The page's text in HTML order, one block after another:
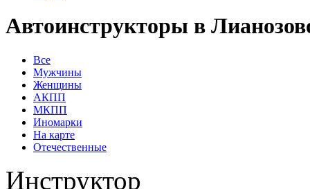
Автоинструкторы в
Все
Мужчины
Женщины
АКПП
МКПП
Иномарки
На карте
Отечественные
Инструктор